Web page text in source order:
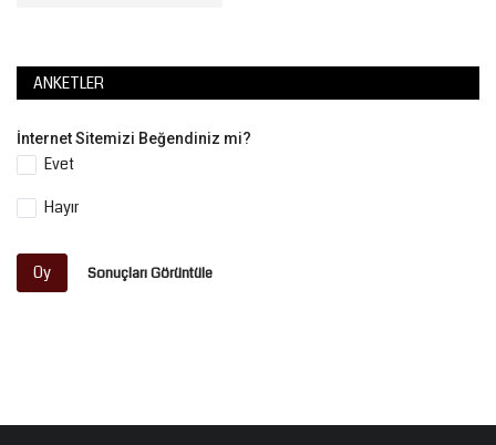
ANKETLER
İnternet Sitemizi Beğendiniz mi?
Evet
Hayır
Oy Sonuçları Görüntüle